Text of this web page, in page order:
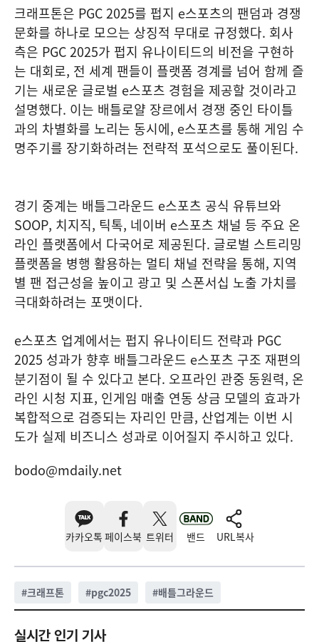
크래프톤은 PGC 2025를 펍지 e스포츠의 팬덤과 경쟁
문화를 하나로 모으는 상징적 무대로 규정했다. 회사
측은 PGC 2025가 펍지 유나이티드의 비전을 구현하
는 대회로, 전 세계 팬들이 플랫폼 경계를 넘어 함께 즐
기는 새로운 글로벌 e스포츠 경험을 제공할 것이라고
설명했다. 이는 배틀로얄 장르에서 경쟁 중인 타이틀
과의 차별화를 노리는 동시에, e스포츠를 통해 게임 수
명주기를 장기화하려는 전략적 포석으로도 풀이된다.
경기 중계는 배틀그라운드 e스포츠 공식 유튜브와
SOOP, 치지직, 틱톡, 네이버 e스포츠 채널 등 주요 온
라인 플랫폼에서 다국어로 제공된다. 글로벌 스트리밍
플랫폼을 병행 활용하는 멀티 채널 전략을 통해, 지역
별 팬 접근성을 높이고 광고 및 스폰서십 노출 가치를
극대화하려는 포맷이다.
e스포츠 업계에서는 펍지 유나이티드 전략과 PGC
2025 성과가 향후 배틀그라운드 e스포츠 구조 재편의
분기점이 될 수 있다고 본다. 오프라인 관중 동원력, 온
라인 시청 지표, 인게임 매출 연동 상금 모델의 효과가
복합적으로 검증되는 자리인 만큼, 산업계는 이번 시
도가 실제 비즈니스 성과로 이어질지 주시하고 있다.
bodo@mdaily.net
카카오톡 페이스북 트위터 밴드 URL복사
#크래프톤 #pgc2025 #배틀그라운드
실시간 인기 기사